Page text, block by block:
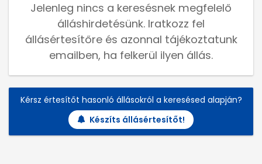
Jelenleg nincs a keresésnek megfelelő
álláshirdetésünk. Iratkozz fel
állásértesítőre és azonnal tájékoztatunk
emailben, ha felkerül ilyen állás.
Kérsz értesítőt hasonló állásokról a keresésed alapján?
Készíts állásértesítőt!